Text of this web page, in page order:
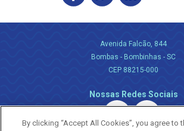
Avenida Falcão, 844
Bombas - Bombinhas - SC
CEP 88215-000
Nossas Redes Sociais
By clicking “Accept All Cookies”, you agree to